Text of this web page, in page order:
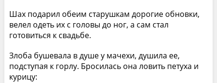
Шах подарил обеим старушкам дорогие обновки,
велел одеть их с головы до ног, а сам стал
готовиться к свадьбе.
Злоба бушевала в душе у мачехи, душила ее,
подступая к горлу. Бросилась она ловить петуха и
курицу: